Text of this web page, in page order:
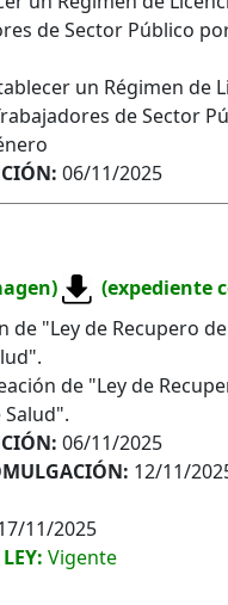
de Sector Público
un Régimen de
de Sector
06/11/2025
(expediente
de "Ley de Recupero
de "Ley de
06/11/2025
12/11/
11/2025
Vigente